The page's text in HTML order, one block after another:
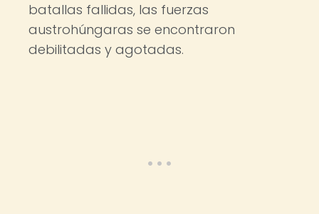
batallas fallidas, las fuerzas
austrohúngaras se encontraron
debilitadas y agotadas.